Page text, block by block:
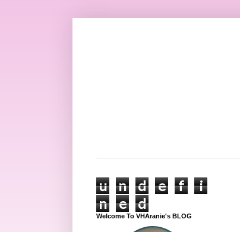
u n d e f
i
n
e d
Welcome To VHAranie's BLOG